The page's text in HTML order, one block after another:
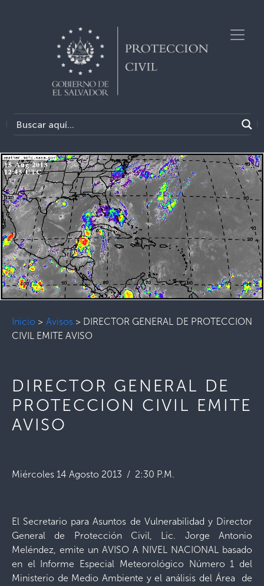
Inicio > Avisos> DIRECTOR GENERAL DE PROTECCION
CIVIL EMITE AVISO
DIRECTOR GENERAL DE
PROTECCION CIVIL EMITE
AVISO
Miércoles 14 Agosto 2013 / 2:30 P.M.
El Secretario para Asuntos de Vulnerabilidad y Director
General de Protección Civil, Lic. Jorge Antonio
Meléndez, emite un AVISO A NIVEL NACIONAL basado
en el Informe Especial Meteorológico Número 1 del
Ministerio de Medio Ambiente y el análisis del Área de